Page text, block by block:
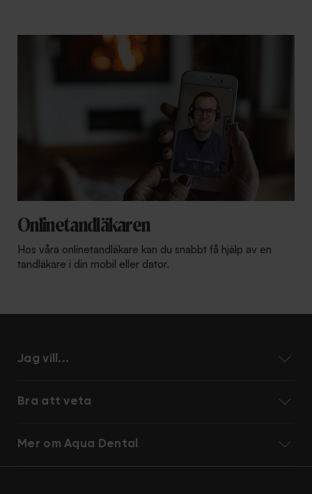
Onlinetandläkaren
Hos våra onlinetandläkare kan du snabbt få hjälp av en
tandläkare i din mobil eller dator.
Jag vill...
Bra att veta
Mer om Aqua Dental